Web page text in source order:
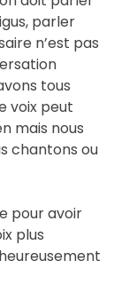
parler
n’est pas
tous
voix peut
mais nous
chantons ou
pour avoir
plus